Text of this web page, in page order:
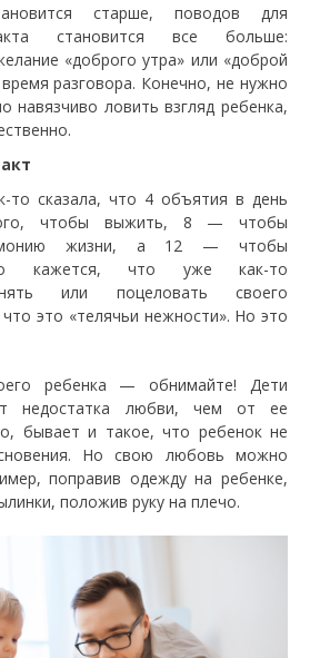
старше, поводов для
становится все больше:
«доброго утра» или «доброй
разговора. Конечно, не нужно
навязчиво ловить взгляд ребенка,
то сказала, что 4 объятия в день
чтобы выжить, 8 — чтобы
жизни, а 12 — чтобы
кажется, что уже как-то
или поцеловать своего
это «телячьи нежности». Но это
ребенка — обнимайте! Дети
недостатка любви, чем от ее
бывает и такое, что ребенок не
Но свою любовь можно
поправив одежду на ребенке,
положив руку на плечо.